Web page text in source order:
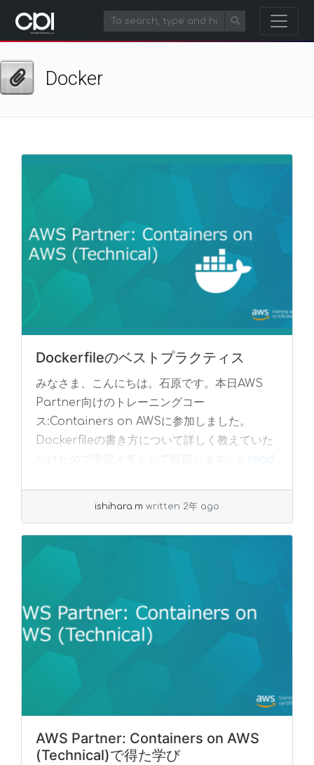
Docker
Dockerfileのベストプラクティス
みなさま、こんにちは。石原です。本日AWS
Partner向けのトレーニングコー
ス:Containers on AWSに参加しました。
Dockerfileの書き方について詳しく教えていた
read
ishihara.m written 2年 ago
AWS Partner: Containers on AWS
(Technical)で得た学び